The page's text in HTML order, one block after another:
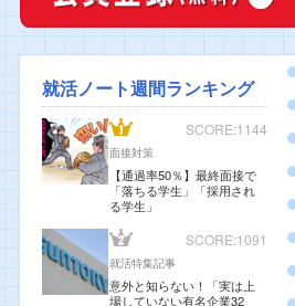
就活ノート週間ランキング
SCORE:1144
面接対策
【通過率50％】最終面接で
「落ちる学生」「採用され
る学生」
SCORE:1091
就活特集記事
意外と知らない！「実は上
場していない有名企業32